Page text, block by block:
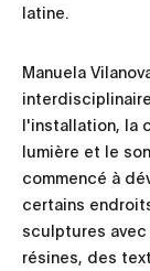
latine.
Manuela
l'installation, la
lumière et le
commencé à
certains
sculptures
résines, des